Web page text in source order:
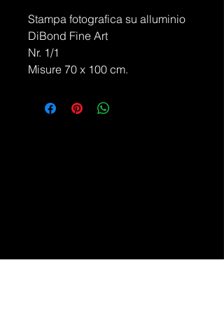
Stampa fotografica su alluminio
DiBond Fine Art
Nr. 1/1
Misure 70 x 100 cm.